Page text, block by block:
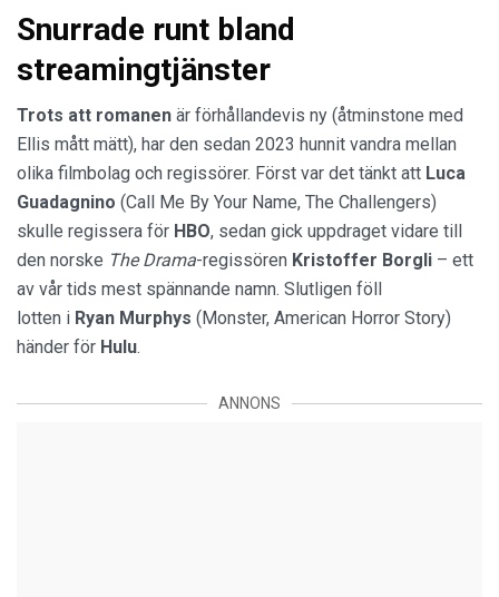
Snurrade runt bland
streamingtjänster
Trots att romanen är förhållandevis ny (åtminstone med
Ellis mått mätt), har den sedan 2023 hunnit vandra mellan
olika filmbolag och regissörer. Först var det tänkt att Luca
Guadagnino (Call Me By Your Name, The Challengers)
skulle regissera för HBO, sedan gick uppdraget vidare till
den norske The Drama-regissören Kristoffer Borgli – ett
av vår tids mest spännande namn. Slutligen föll
lotten i Ryan Murphys (Monster, American Horror Story)
händer för Hulu.
ANNONS